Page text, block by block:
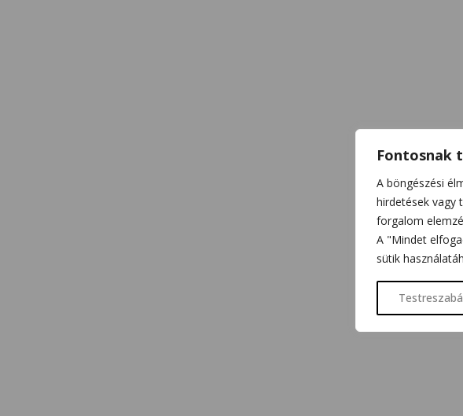
Fontosnak
A böngészési
hirdetések vagy
forgalom
A "Mindet
sütik